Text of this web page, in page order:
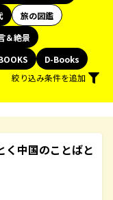
旅の図鑑
＆絶景
D-Books
絞り込み条件を追加
く中国のことばと